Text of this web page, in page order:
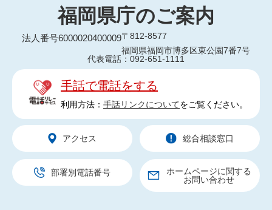
福岡県庁のご案内
法人番号6000020400009〒812-8577
福岡県福岡市博多区東公園7番7号
代表電話：092-651-1111
手話で電話をする
利用方法： 手話リンクについてをご覧ください。
アクセス 総合相談窓口
部署別電話番号
ホームページに関する
お問い合わせ